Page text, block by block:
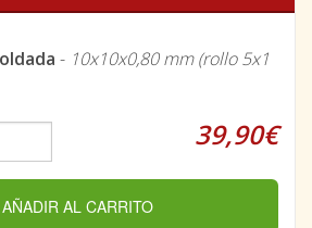
- 10x10x0,80 mm (rollo 5x1
39,90€
AÑADIR AL CARRITO